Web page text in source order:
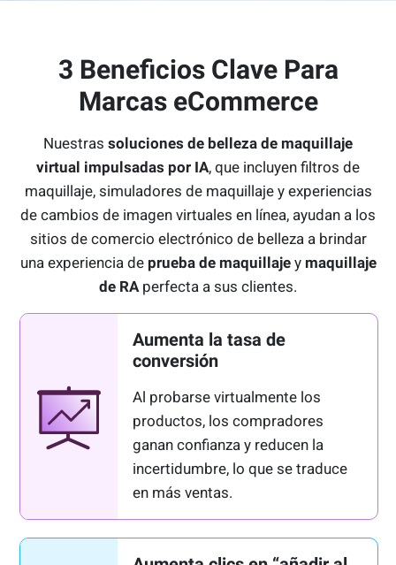
3 Beneficios Clave Para
Marcas eCommerce
Nuestras soluciones de belleza de maquillaje
virtual impulsadas por IA, que incluyen filtros de
maquillaje, simuladores de maquillaje y experiencias
de cambios de imagen virtuales en línea, ayudan a los
sitios de comercio electrónico de belleza a brindar
una experiencia de prueba de maquillajey maquillaje
de RA perfecta a sus clientes.
Aumenta la tasa de
conversión
Al probarse virtualmente los
productos, los compradores
ganan confianza y reducen la
incertidumbre, lo que se traduce
en más ventas.